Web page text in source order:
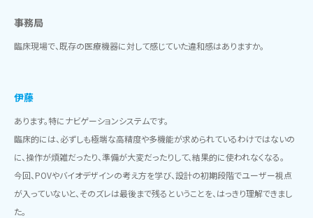
事務局
臨床現場で、既存の医療機器に対して感じていた違和感はありますか。
伊藤
あります。特にナビゲーションシステムです。
臨床的には、必ずしも極端な高精度や多機能が求められているわけではないの
に、操作が煩雑だったり、準備が大変だったりして、結果的に使われなくなる。
今回、POVやバイオデザインの考え方を学び、設計の初期段階でユーザー視点
が入っていないと、そのズレは最後まで残るということを、はっきり理解できまし
た。